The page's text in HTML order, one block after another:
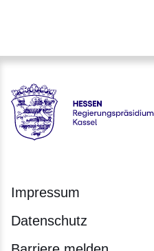
Hessen -
Impressum
Datenschutz